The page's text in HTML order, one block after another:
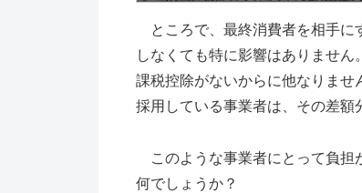
ところで、最終消費者を相手に
しなくても特に影響はありませ
課税控除がないからに他なりま
採用している事業者は、その差額
このような事業者にとって負担
何でしょうか？